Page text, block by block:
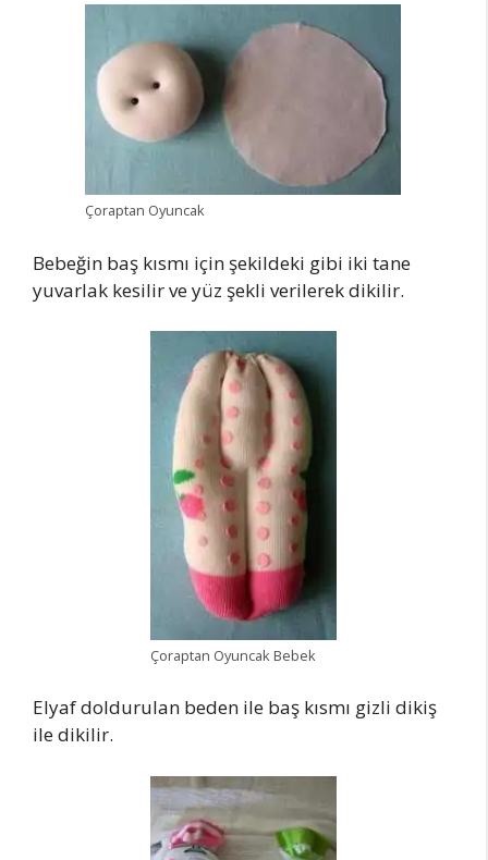
Çoraptan Oyuncak
Bebeğin baş kısmı için şekildeki gibi iki tane
yuvarlak kesilir ve yüz şekli verilerek dikilir.
Çoraptan Oyuncak Bebek
Elyaf doldurulan beden ile baş kısmı gizli dikiş
ile dikilir.